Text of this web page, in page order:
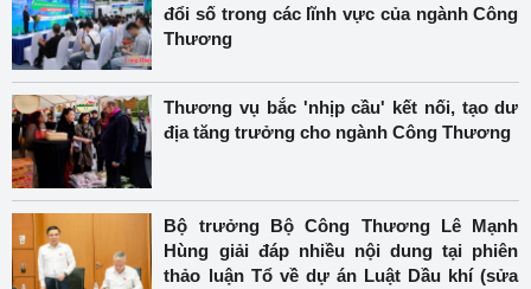
đổi số trong các lĩnh vực của ngành Công
Thương
Thương vụ bắc 'nhịp cầu' kết nối, tạo dư
địa tăng trưởng cho ngành Công Thương
Bộ trưởng Bộ Công Thương Lê Mạnh
Hùng giải đáp nhiều nội dung tại phiên
thảo luận Tổ về dự án Luật Dầu khí (sửa